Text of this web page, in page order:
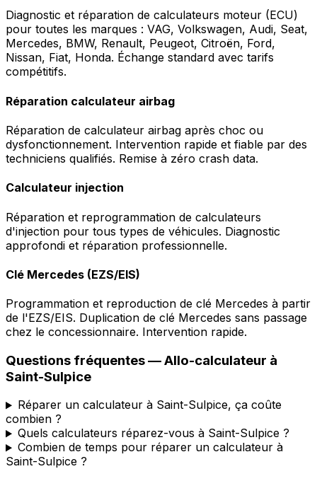
Diagnostic et réparation de calculateurs moteur (ECU)
pour toutes les marques : VAG, Volkswagen, Audi, Seat,
Mercedes, BMW, Renault, Peugeot, Citroën, Ford,
Nissan, Fiat, Honda. Échange standard avec tarifs
compétitifs.
Réparation calculateur airbag
Réparation de calculateur airbag après choc ou
dysfonctionnement. Intervention rapide et fiable par des
techniciens qualifiés. Remise à zéro crash data.
Calculateur injection
Réparation et reprogrammation de calculateurs
d'injection pour tous types de véhicules. Diagnostic
approfondi et réparation professionnelle.
Clé Mercedes (EZS/EIS)
Programmation et reproduction de clé Mercedes à partir
de l'EZS/EIS. Duplication de clé Mercedes sans passage
chez le concessionnaire. Intervention rapide.
Questions fréquentes —Allo-calculateur à
Saint-Sulpice
Réparer un calculateur à Saint-Sulpice, ça coûte
combien ?
Quels calculateurs réparez-vous à Saint-Sulpice ?
Combien de temps pour réparer un calculateur à
Saint-Sulpice ?